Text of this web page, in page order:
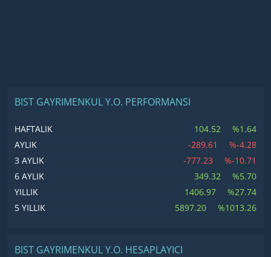
BIST GAYRIMENKUL Y.O. PERFORMANSI
HAFTALIK 104.52
%1.64
AYLIK
-289.61
%-4.28
3 AYLIK
-777.23
%-10.71
6 AYLIK
349.32
%5.70
YILLIK
1406.97
%27.74
5 YILLIK
5897.20 %1013.26
BIST GAYRIMENKUL Y.O. HESAPLAYICI